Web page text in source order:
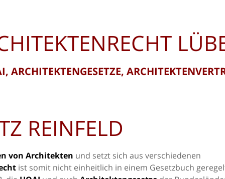
ARCHITEKTENGESETZE,
REINFELD
von Architekten und setzt sich aus verschiedenen
ist somit nicht einheitlich in einem Gesetzbuch